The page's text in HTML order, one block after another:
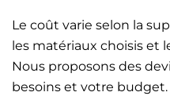
Le coût varie selon la
les matériaux choisis et
Nous proposons des
besoins et votre budget.